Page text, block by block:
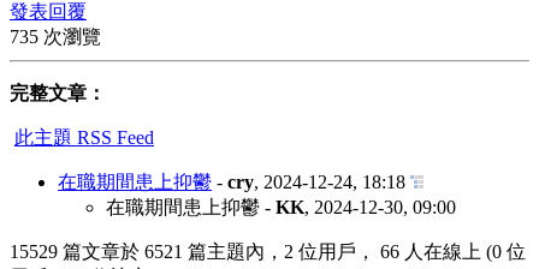
發表回覆
735 次瀏覽
完整文章：
此主題 RSS Feed
在職期間患上抑鬱 - cry, 2024-12-24, 18:18
在職期間患上抑鬱 - KK, 2024-12-30, 09:00
15529 篇文章於 6521 篇主題內，2 位用戶， 66 人在線上 (0 位